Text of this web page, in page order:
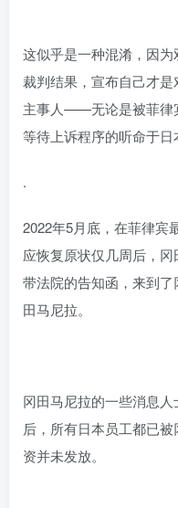
这似乎是一种混淆，因
裁判结果，宣布自己才
主事人——无论是被菲律
等待上诉程序的听命于日
.
2022年5月底，在菲律宾
应恢复原状仅几周后，
带法院的告知函，来到
田马尼拉。
冈田马尼拉的一些消息
后，所有日本员工都已
资并未发放。